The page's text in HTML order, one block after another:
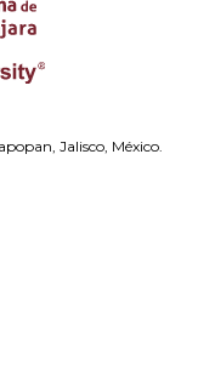
Jalisco, México.